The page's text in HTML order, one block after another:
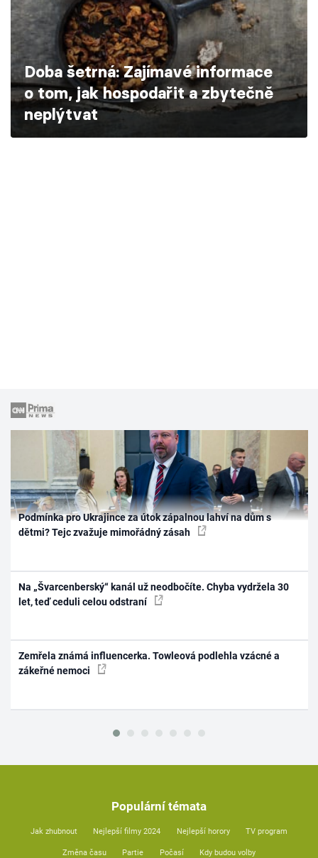
Škola vaření
Recepty z TV
Speciál: Cuketa
Těhotnej kuchař
Doba šetrná: Zajímavé informace
o tom, jak hospodařit a zbytečně
neplýtvat
Podmínka pro Ukrajince za útok zápalnou lahví na dům s
dětmi? Tejc zvažuje mimořádný zásah
Na „Švarcenberský“ kanál už neodbočíte. Chyba vydržela 30
let, teď ceduli celou odstraní
Zemřela známá influencerka. Towleová podlehla vzácné a
zákeřné nemoci
Populární témata
Jak zhubnout Nejlepší filmy 2024 Nejlepší horory TV program
Změna času Partie Počasí Kdy budou volby